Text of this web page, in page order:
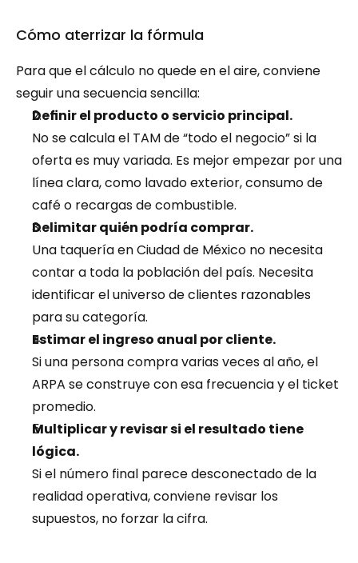
Cómo aterrizar la fórmula
Para que el cálculo no quede en el aire, conviene
seguir una secuencia sencilla:
Definir el producto o servicio principal.
No se calcula el TAM de “todo el negocio” si la
oferta es muy variada. Es mejor empezar por una
línea clara, como lavado exterior, consumo de
café o recargas de combustible.
Delimitar quién podría comprar.
Una taquería en Ciudad de México no necesita
contar a toda la población del país. Necesita
identificar el universo de clientes razonables
para su categoría.
Estimar el ingreso anual por cliente.
Si una persona compra varias veces al año, el
ARPA se construye con esa frecuencia y el ticket
promedio.
Multiplicar y revisar si el resultado tiene
lógica.
Si el número final parece desconectado de la
realidad operativa, conviene revisar los
supuestos, no forzar la cifra.